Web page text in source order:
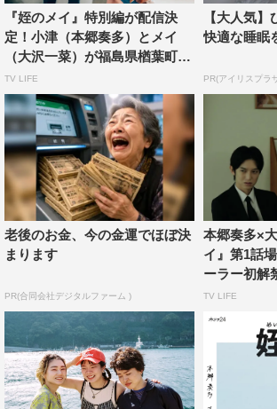
大沢一菜
姪のメイ役には、映画「こちらあみ子」
演・あみ子役で鮮烈なデビューを飾り、
ない街』（2023年）への出演も控える新
『姪のメイ』特別編が配信決
定！小津（本郷奏多）とメイ
（大沢一菜）が福島県楢葉町
に...
TV LIFE
【大人気
快適な睡眠
PR(アイリスプラ
老後のお金、今の金運でほぼ決
まります
PR(合同会社デジタルファーム )
本郷奏多×
イ』第1話
ーラー初解
TV LIFE